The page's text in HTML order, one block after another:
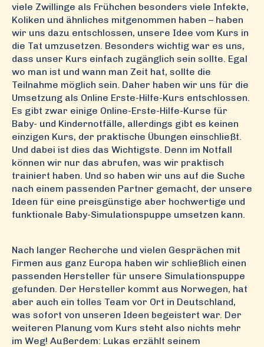
viele Zwillinge als Frühchen besonders viele Infekte,
Koliken und ähnliches mitgenommen haben – haben
wir uns dazu entschlossen, unsere Idee vom Kurs in
die Tat umzusetzen. Besonders wichtig war es uns,
dass unser Kurs einfach zugänglich sein sollte. Egal
wo man ist und wann man Zeit hat, sollte die
Teilnahme möglich sein. Daher haben wir uns für die
Umsetzung als Online Erste-Hilfe-Kurs entschlossen.
Es gibt zwar einige Online-Erste-Hilfe-Kurse für
Baby- und Kindernotfälle, allerdings gibt es keinen
einzigen Kurs, der praktische Übungen einschließt.
Und dabei ist dies das Wichtigste. Denn im Notfall
können wir nur das abrufen, was wir praktisch
trainiert haben. Und so haben wir uns auf die Suche
nach einem passenden Partner gemacht, der unsere
Ideen für eine preisgünstige aber hochwertige und
funktionale Baby-Simulationspuppe umsetzen kann.
Nach langer Recherche und vielen Gesprächen mit
Firmen aus ganz Europa haben wir schließlich einen
passenden Hersteller für unsere Simulationspuppe
gefunden. Der Hersteller kommt aus Norwegen, hat
aber auch ein tolles Team vor Ort in Deutschland,
was sofort von unseren Ideen begeistert war. Der
weiteren Planung vom Kurs steht also nichts mehr
im Weg! Außerdem: Lukas erzählt seinem